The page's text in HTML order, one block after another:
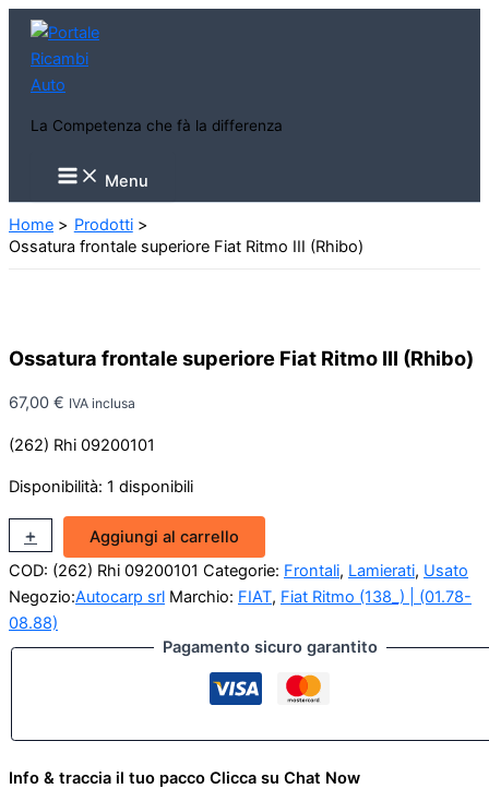
contenuto
La Competenza che fà la differenza
Main
Menu Menu
Home
Prodotti
Ossatura frontale superiore Fiat Ritmo III (Rhibo)
Ossatura frontale superiore Fiat Ritmo III (Rhibo)
67,00 € IVA inclusa
(262) Rhi 09200101
Disponibilità: 1 disponibili
-
Ossatura
frontale
superiore
Fiat
Ritmo
III
+
Aggiungi al carrello
COD: (262) Rhi 09200101 Categorie: Frontali, Lamierati, Usato
Negozio:Autocarp srl Marchio: FIAT, Fiat Ritmo (138_) | (01.78-
08.88)
Pagamento sicuro garantito
Info & traccia il tuo pacco Clicca su Chat Now